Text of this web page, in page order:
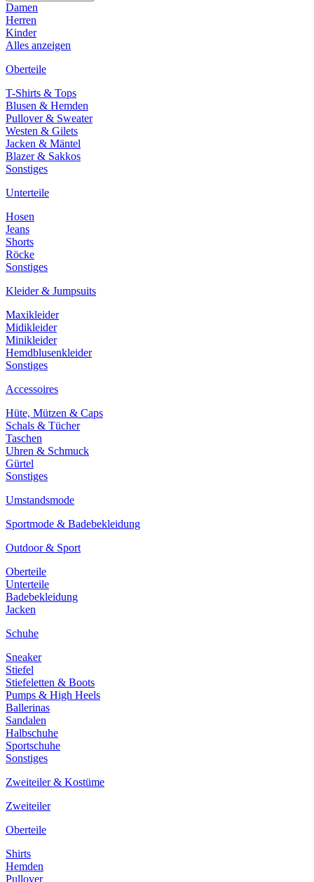
Damen
Herren
Kinder
Alles anzeigen
Oberteile
T-Shirts & Tops
Blusen & Hemden
Pullover & Sweater
Westen & Gilets
Jacken & Mäntel
Blazer & Sakkos
Sonstiges
Unterteile
Hosen
Jeans
Shorts
Röcke
Sonstiges
Kleider & Jumpsuits
Maxikleider
Midikleider
Minikleider
Hemdblusenkleider
Sonstiges
Accessoires
Hüte, Mützen & Caps
Schals & Tücher
Taschen
Uhren & Schmuck
Gürtel
Sonstiges
Umstandsmode
Sportmode & Badebekleidung
Outdoor & Sport
Oberteile
Unterteile
Badebekleidung
Jacken
Schuhe
Sneaker
Stiefel
Stiefeletten & Boots
Pumps & High Heels
Ballerinas
Sandalen
Halbschuhe
Sportschuhe
Sonstiges
Zweiteiler & Kostüme
Zweiteiler
Oberteile
Shirts
Hemden
Pullover